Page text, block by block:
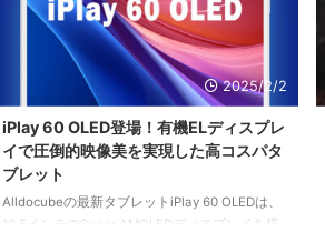
2025/2/2
iPlay 60 OLED登場！有機ELディスプレ
イで圧倒的映像美を実現した高コスパタ
ブレット
Alldocubeの最新タブレットiPlay 60 OLEDは、
10.5インチのSuper AMOLEDディスプレイを搭